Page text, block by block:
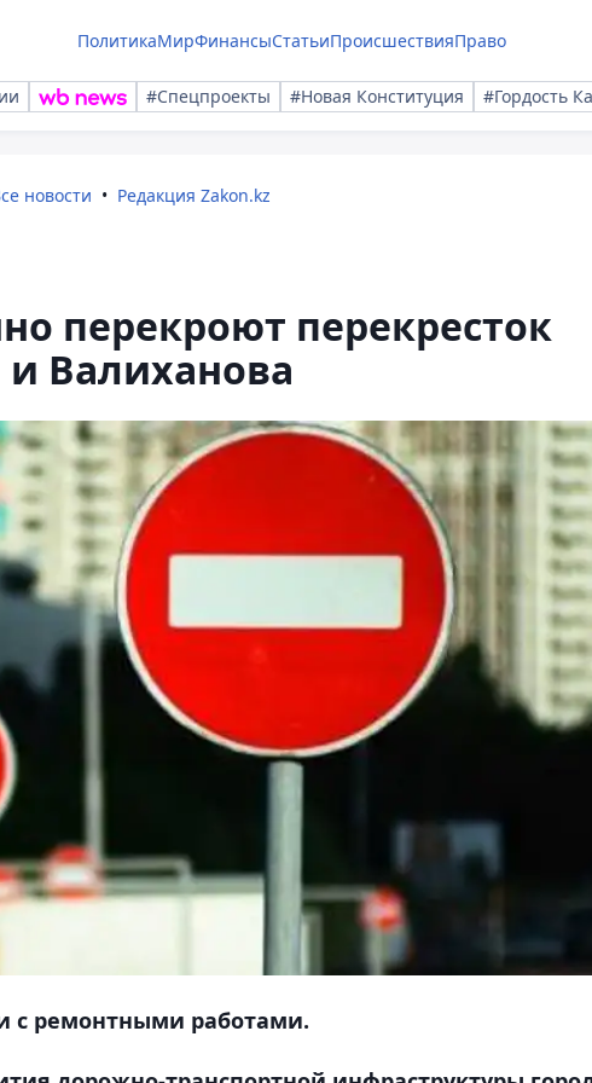
ПолитикаМирФинансыСтатьиПроисшествияПраво
#Спецпроекты #Новая Конституция #Гордость
новости Редакция Zakon.kz
перекроют перекресток
Валиханова
с ремонтными работами.